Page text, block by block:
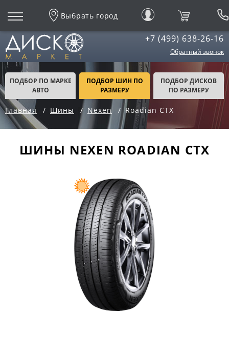
Выбрать город
+7 (499) 638-26-16
Обратный звонок
ПОДБОР ПО МАРКЕ
АВТО
ПОДБОР ШИН ПО
РАЗМЕРУ
ПОДБОР ДИСКОВ
ПО РАЗМЕРУ
Главная Шины Nexen Roadian CTX
ШИНЫ NEXEN ROADIAN CTX